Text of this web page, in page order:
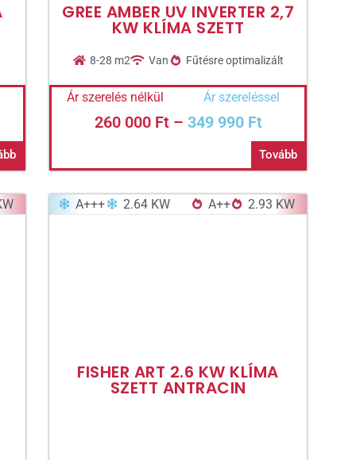
GREE AMBER UV INVERTER 2,7
KW KLÍMA SZETT
8-28 m2 Van Fűtésre optimalizált
Ár szerelés nélkül Ár szereléssel
260 000 Ft– 349 990 Ft
Tovább
A+++ 2.64 KW A++ 2.93 KW
FISHER ART 2.6 KW KLÍMA
SZETT ANTRACIN